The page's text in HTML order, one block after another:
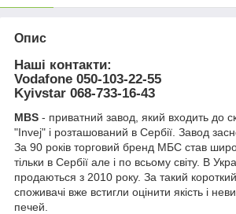
Опис
Наші контакти:
Vodafone 050-103-22-55
Kyivstar 068-733-16-43
MBS - приватний завод, який входить до
"Invej" і розташований в Сербії. Завод
За 90 років торговий бренд МБС став
тільки в Сербії але і по всьому світу. В
продаються з 2010 року. За такий короткий
споживачі вже встигли оцінити якість і
печей.